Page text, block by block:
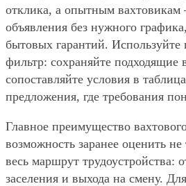
отклика, а опытным вахтовикам
объявления без нужного
бытовых гарантий. Используйте
фильтр: сохраняйте подходящие
сопоставляйте условия в
предложения, где требования
Главное преимущество
возможность заранее оценить не
весь маршрут трудоустройства:
заселения и выхода на смену.